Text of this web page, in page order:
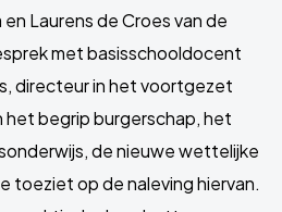
Laurens de Croes van de
met basisschooldocent
directeur in het voortgezet
begrip burgerschap, het
de nieuwe wettelijke
toeziet op de naleving hiervan.